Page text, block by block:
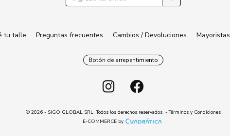
tu talle Preguntas frecuentes Cambios / Devoluciones Mayoristas
Botón de arrepentimiento
© 2026 - SIGO GLOBAL SRL. Todos los derechos reservados. -Términos y Condiciones
E-COMMERCE by